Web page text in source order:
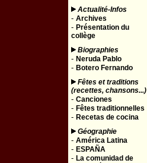
Actualité-Infos
- Archives
- Présentation du
collège
Biographies
- Neruda Pablo
- Botero Fernando
Fêtes et traditions
(recettes, chansons...)
- Canciones
- Fêtes traditionnelles
- Recetas de cocina
Géographie
- América Latina
- ESPAÑA
- La comunidad de